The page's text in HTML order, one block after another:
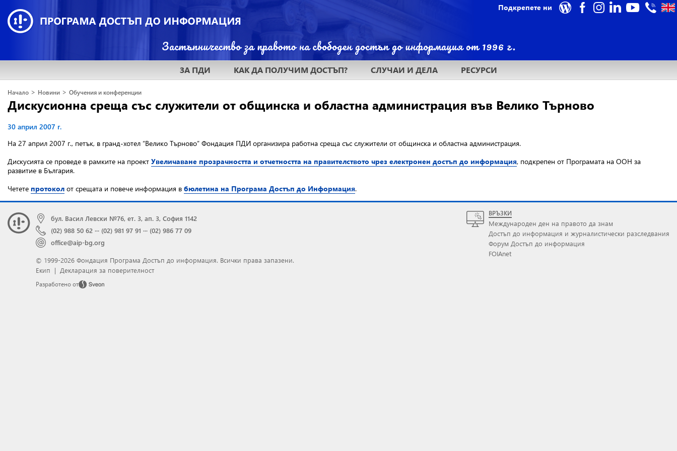
Подкрепете ни
ЗА ПДИ КАК ДА ПОЛУЧИМ ДОСТЪП? СЛУЧАИ И ДЕЛА РЕСУРСИ
Начало > Новини > Обучения и конференции
Дискусионна среща със служители от общинска и областна администрация във Велико Търново
30 април 2007 г.
На 27 април 2007 г., петък, в гранд-хотел “Велико Търново” Фондация ПДИ организира работна среща със служители от общинска и областна администрация.
Дискусията се проведе в рамките на проект Увеличаване прозрачността и отчетността на правителството чрез електронен достъп до информация, подкрепен от Програмата на ООН за
развитие в България.
Четете протокол от срещата и повече информация в бюлетина на Програма Достъп до Информация.
бул. Васил Левски №76, ет. 3, ап. 3, София 1142
(02) 988 50 62 ··· (02) 981 97 91 ··· (02) 986 77 09
office@aip-bg.org
© 1999-2026 Фондация Програма Достъп до информация. Всички права запазени.
Екип | Декларация за поверителност
ВРЪЗКИ
Международен ден на правото да знам
Достъп до информация и журналистически разследвания
Форум Достъп до информация
FOIAnet
Разработено от